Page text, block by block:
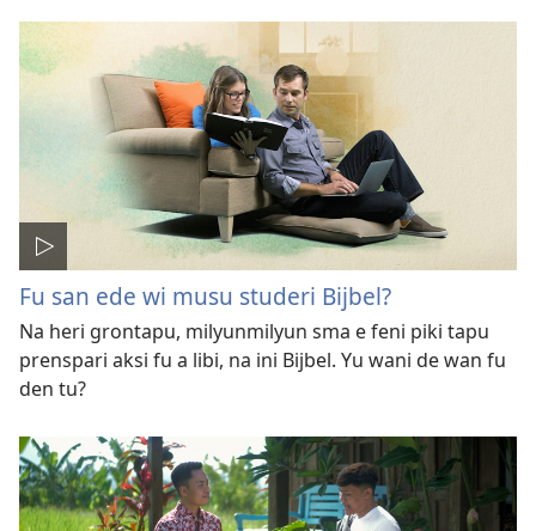
Fu san ede wi musu studeri Bijbel?
Na heri grontapu, milyunmilyun sma e feni piki tapu
prenspari aksi fu a libi, na ini Bijbel. Yu wani de wan fu
den tu?